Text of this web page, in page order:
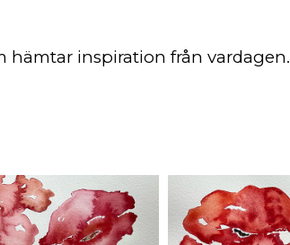
hämtar inspiration från vardagen.